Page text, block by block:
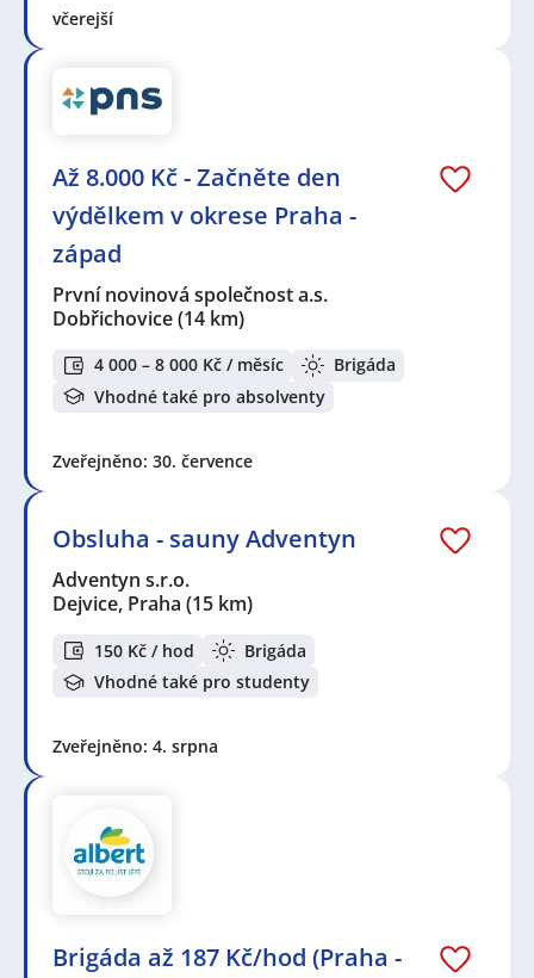
včerejší
Až 8.000 Kč - Začněte den
výdělkem v okrese Praha -
západ
První novinová společnost a.s.
Dobřichovice(14 km)
4 000 – 8 000 Kč / měsíc
Brigáda
Vhodné také pro absolventy
Zveřejněno: 30. července
Obsluha - sauny Adventyn
Adventyn s.r.o.
Dejvice, Praha (15 km)
150 Kč / hod
Brigáda
Vhodné také pro studenty
Zveřejněno: 4. srpna
Brigáda až 187 Kč/hod (Praha -